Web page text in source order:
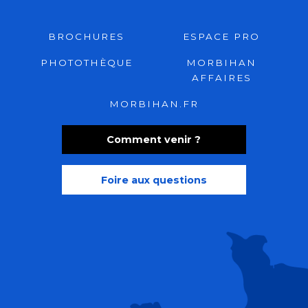
Comment venir ?
Foire aux questions
BROCHURES ESPACE PRO
PHOTOTHÈQUE
MORBIHAN
AFFAIRES
MORBIHAN.FR